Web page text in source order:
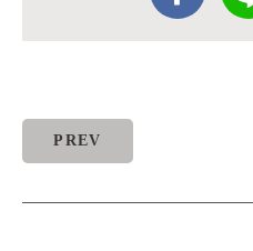
PREV